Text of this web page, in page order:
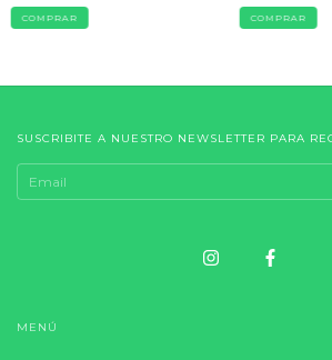
COMPRAR COMPRAR
SUSCRIBITE A NUESTRO NEWSLETTER PARA
MENÚ